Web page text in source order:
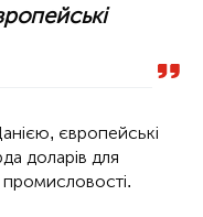
європейські
доларів для
промисловості.